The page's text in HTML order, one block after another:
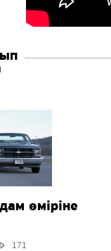
өміріне
171